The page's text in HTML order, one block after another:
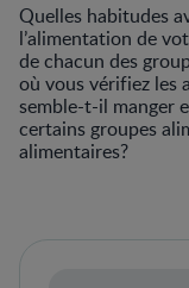
Quelles habitudes
l’alimentation de
de chacun des
où vous vérifiez les
semble-t-il manger
certains groupes
alimentaires?